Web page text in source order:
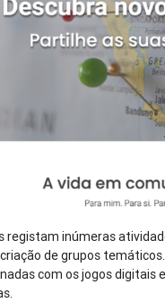
inúmeras
de grupos
com os jogos digitais